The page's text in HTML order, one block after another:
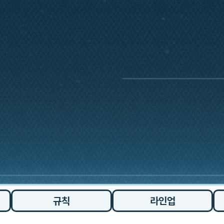
규칙 라인업